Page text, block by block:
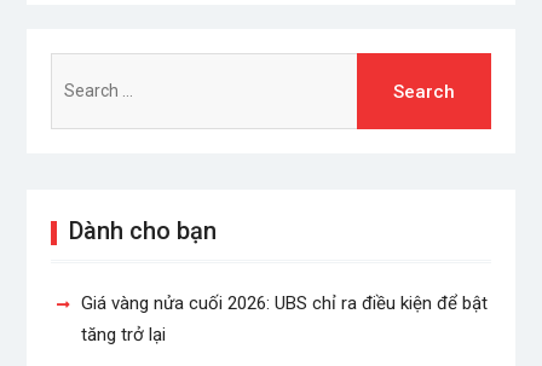
for:
Dành cho bạn
Giá vàng nửa cuối 2026: UBS chỉ ra điều kiện để bật
tăng trở lại